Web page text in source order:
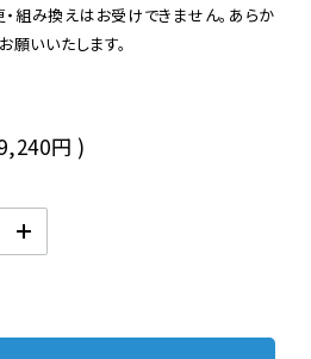
組み換えはお受けできません。あらか
願いいたします。
円 )